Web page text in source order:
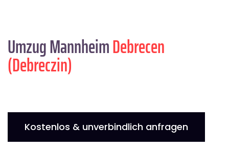
Umzug MannheimDebrecen
(Debreczin)
Kostenlos & unverbindlich anfragen